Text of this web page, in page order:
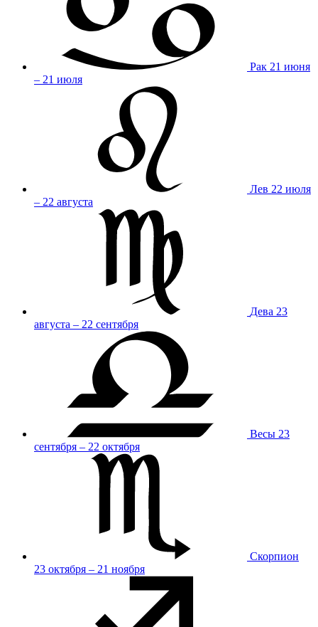
Рак 21 июня
– 21 июля
Лев 22 июля
– 22 августа
Дева 23
августа – 22 сентября
Весы 23
сентября – 22 октября
Скорпион
23 октября – 21 ноября